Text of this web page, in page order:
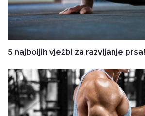
5 najboljih vježbi za razvijanje prsa!